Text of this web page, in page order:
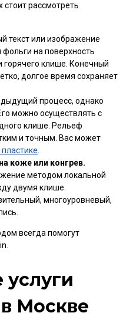
рассмотреть
текст или изображение
на поверхность
клише. Конечный
долгое время сохраняет
процесс, однако
можно осуществлять с
клише. Рельеф
и точным. Вас может
.
коже или конгрев.
методом локальной
двумя клише.
многоуровневый,
всегда помогут
Москве